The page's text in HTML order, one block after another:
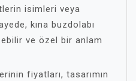
isimleri veya
kına buzdolabı
ve özel bir anlam
fiyatları, tasarımın